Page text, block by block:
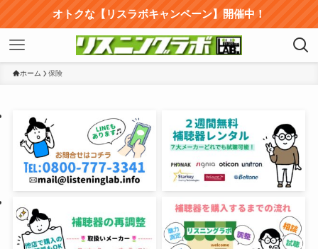
オトクな【リスラボキャンペーン】開催中！
ホーム 保険